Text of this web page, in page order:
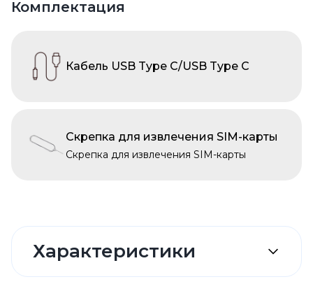
Комплектация
Кабель USB Type C/USB Type C
Скрепка для извлечения SIM-карты
Скрепка для извлечения SIM-карты
Характеристики